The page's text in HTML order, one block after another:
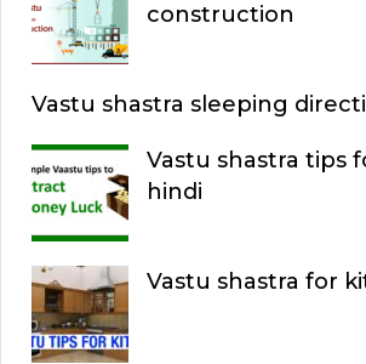
construction
Vastu shastra sleeping
Vastu shastra tips
hindi
Vastu shastra for